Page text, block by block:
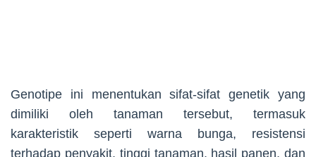
Genotipe ini menentukan sifat-sifat genetik yang
dimiliki oleh tanaman tersebut, termasuk
karakteristik seperti warna bunga, resistensi
terhadap penyakit, tinggi tanaman, hasil panen, dan